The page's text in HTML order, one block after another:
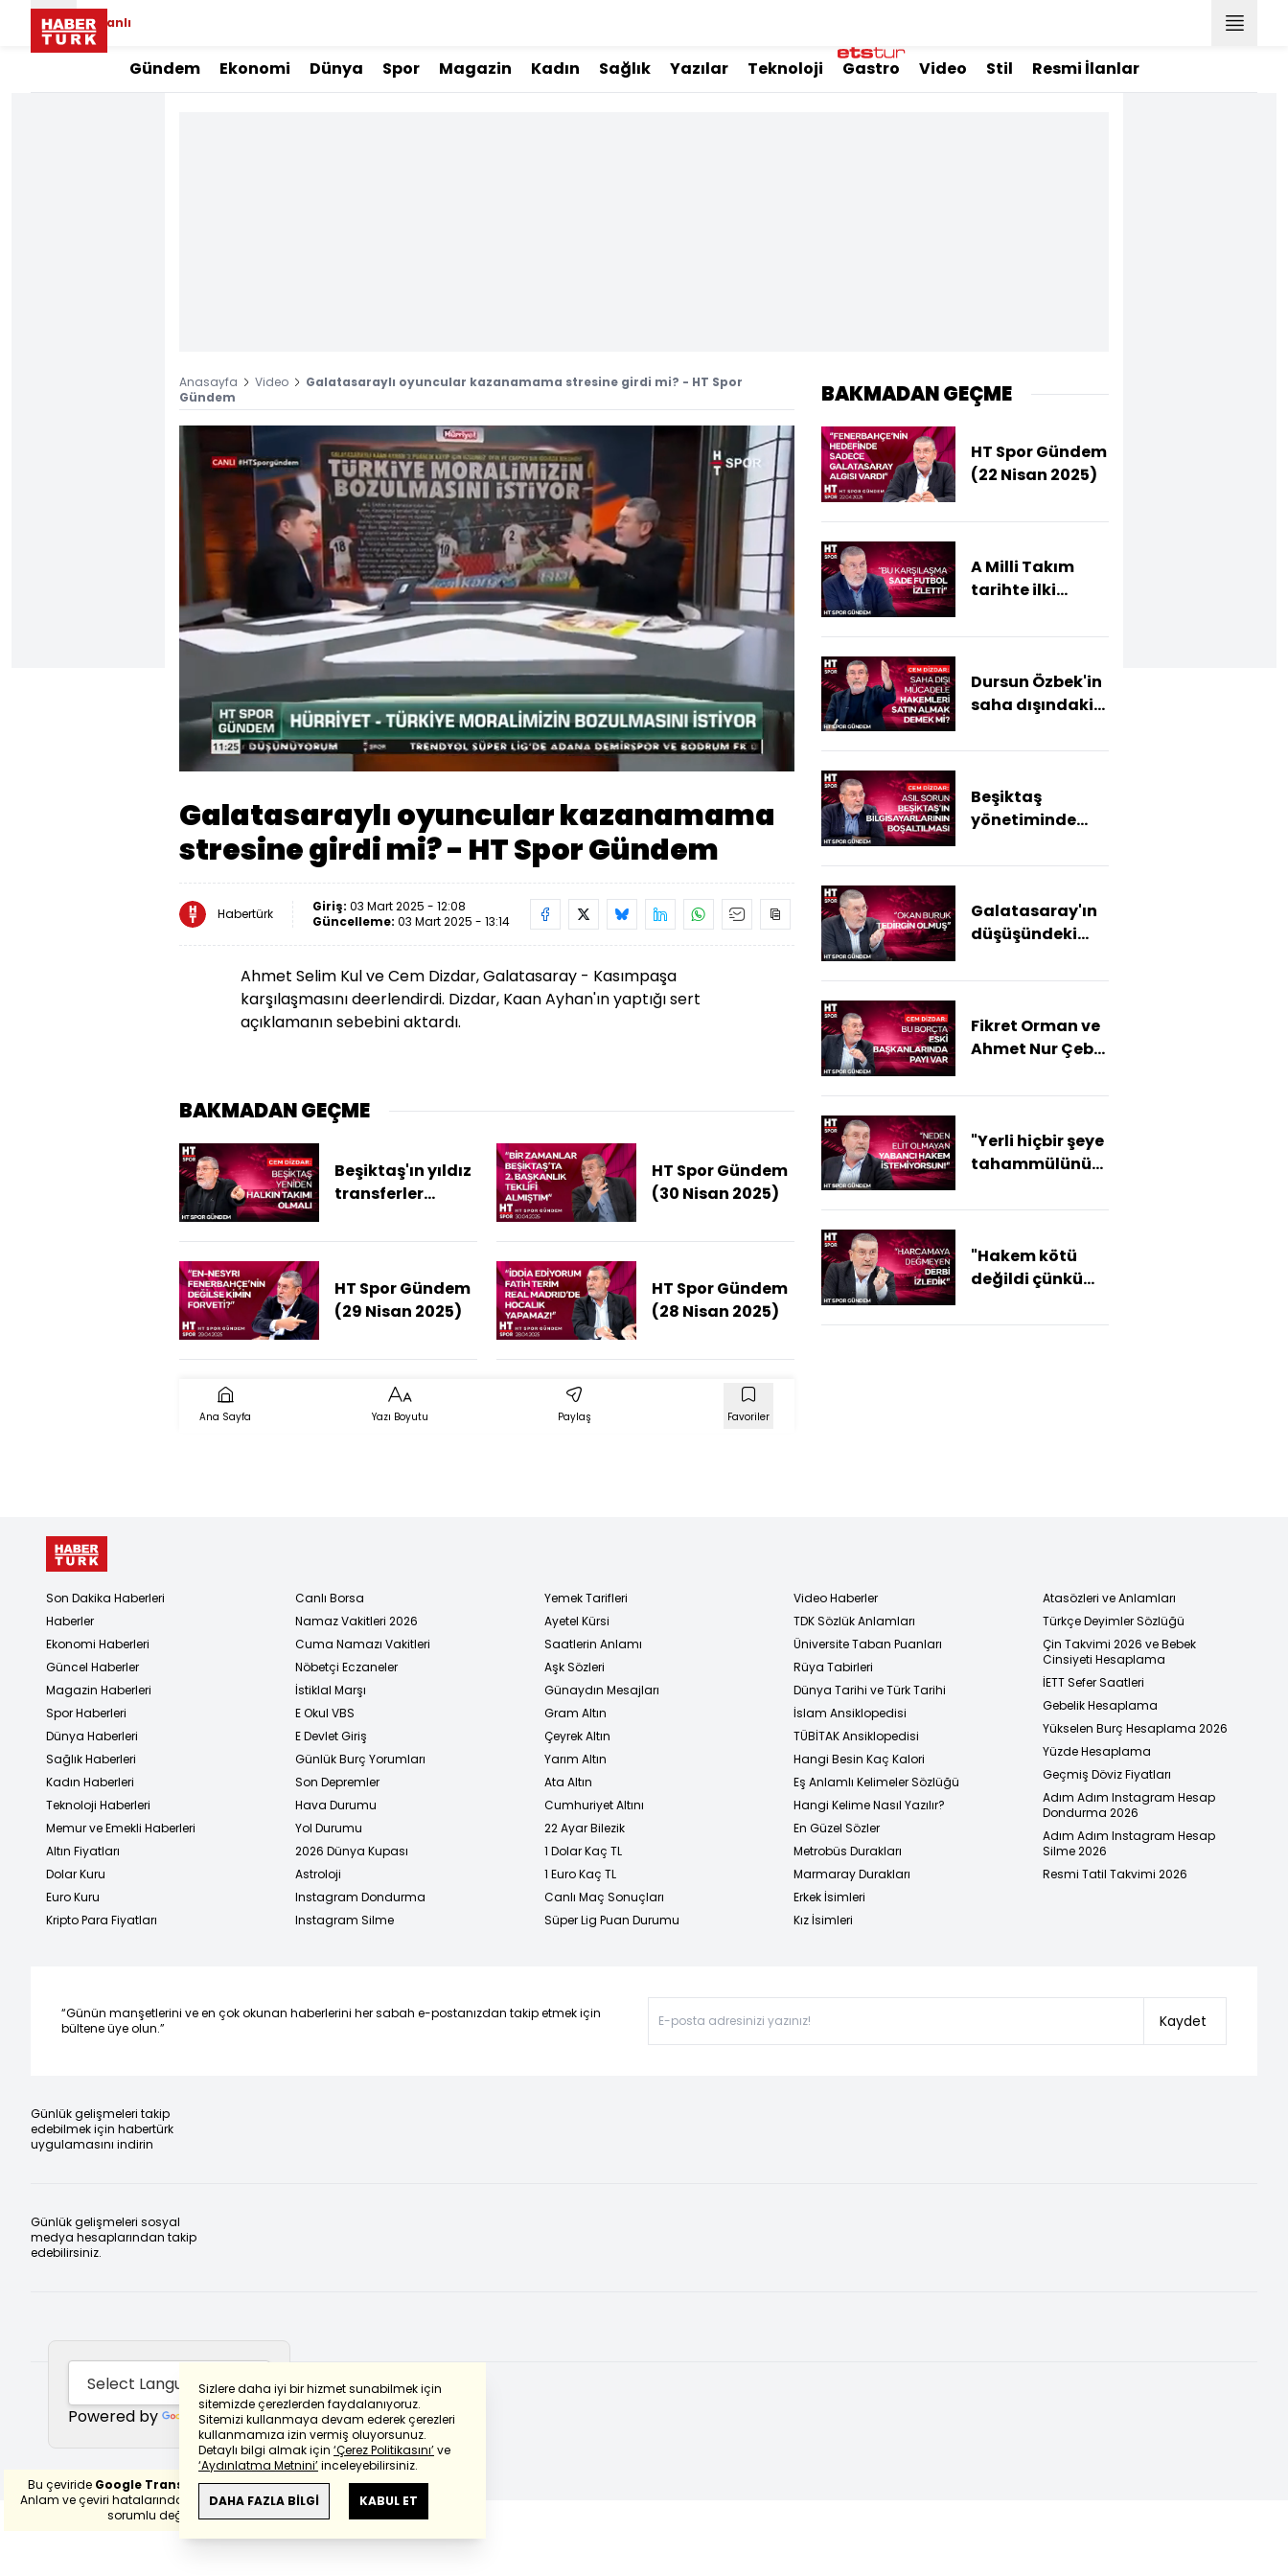
Canlı
Gündem Ekonomi Dünya Spor Magazin Kadın Sağlık Yazılar Teknoloji Gastro Video Stil Resmi İlanlar
Anasayfa Video
Galatasaraylı oyuncular kazanamama stresine girdi mi? - HT Spor
Gündem
Sesi
Yüklendi:
11.19%
Oynatma
Galatasaraylı oyuncular kazanamama
stresine girdi mi? - HT Spor Gündem
Habertürk Giriş: 03 Mart 2025 - 12:08
Güncelleme: 03 Mart 2025 - 13:14
Ahmet Selim Kul ve Cem Dizdar, Galatasaray - Kasımpaşa
karşılaşmasını deerlendirdi. Dizdar, Kaan Ayhan'ın yaptığı sert
açıklamanın sebebini aktardı.
BAKMADAN GEÇME
Beşiktaş'ın yıldız
transferler
felsefesine ters
HT Spor Gündem
(30 Nisan 2025)
HT Spor Gündem
(29 Nisan 2025)
HT Spor Gündem
(28 Nisan 2025)
Ana Sayfa Yazı Boyutu Paylaş Favoriler
BAKMADAN GEÇME
HT Spor Gündem
(22 Nisan 2025)
A Milli Takım
tarihte ilki
Spor Gündem
Dursun Özbek'in
saha dışındaki
Spor Gündem
Beşiktaş
yönetiminde
Spor Gündem
Galatasaray'ın
düşüşündeki
Buruk mu? - HT
Fikret Orman ve
Ahmet Nur Çebi
alevlendi - HT
"Yerli hiçbir şeye
tahammülünüz
Gündem
"Hakem kötü
değildi çünkü
maç yoktu!" - HT
Sizlere daha iyi bir hizmet sunabilmek için
sitemizde çerezlerden faydalanıyoruz.
Sitemizi kullanmaya devam ederek çerezleri
kullanmamıza izin vermiş oluyorsunuz.
Detaylı bilgi almak için ‘Çerez Politikasını’ve
‘Aydınlatma Metnini’inceleyebilirsiniz.
DAHA FAZLA BİLGİ KABUL ET
Son Dakika Haberleri
Haberler
Ekonomi Haberleri
Güncel Haberler
Magazin Haberleri
Spor Haberleri
Dünya Haberleri
Sağlık Haberleri
Kadın Haberleri
Teknoloji Haberleri
Memur ve Emekli Haberleri
Altın Fiyatları
Dolar Kuru
Euro Kuru
Kripto Para Fiyatları
Canlı Borsa
Namaz Vakitleri 2026
Cuma Namazı Vakitleri
Nöbetçi Eczaneler
İstiklal Marşı
E Okul VBS
E Devlet Giriş
Günlük Burç Yorumları
Son Depremler
Hava Durumu
Yol Durumu
2026 Dünya Kupası
Astroloji
Instagram Dondurma
Instagram Silme
Yemek Tarifleri
Ayetel Kürsi
Saatlerin Anlamı
Aşk Sözleri
Günaydın Mesajları
Gram Altın
Çeyrek Altın
Yarım Altın
Ata Altın
Cumhuriyet Altını
22 Ayar Bilezik
1 Dolar Kaç TL
1 Euro Kaç TL
Canlı Maç Sonuçları
Süper Lig Puan Durumu
Video Haberler
TDK Sözlük Anlamları
Üniversite Taban Puanları
Rüya Tabirleri
Dünya Tarihi ve Türk Tarihi
İslam Ansiklopedisi
TÜBİTAK Ansiklopedisi
Hangi Besin Kaç Kalori
Eş Anlamlı Kelimeler Sözlüğü
Hangi Kelime Nasıl Yazılır?
En Güzel Sözler
Metrobüs Durakları
Marmaray Durakları
Erkek İsimleri
Kız İsimleri
Atasözleri ve Anlamları
Türkçe Deyimler Sözlüğü
Çin Takvimi 2026 ve Bebek
Cinsiyeti Hesaplama
İETT Sefer Saatleri
Gebelik Hesaplama
Yükselen Burç Hesaplama 2026
Yüzde Hesaplama
Geçmiş Döviz Fiyatları
Adım Adım Instagram Hesap
Dondurma 2026
Adım Adım Instagram Hesap
Silme 2026
Resmi Tatil Takvimi 2026
“Günün manşetlerini ve en çok okunan haberlerini her sabah e-postanızdan takip etmek için
bültene üye olun.”
Kaydet
Günlük gelişmeleri takip
edebilmek için habertürk
uygulamasını indirin
Günlük gelişmeleri sosyal
medya hesaplarından takip
edebilirsiniz.
Powered by Translate
Bu çeviride Google Transletekullanılmıştır.
Anlam ve çeviri hatalarından
haberturk.com
sorumlu değildir.